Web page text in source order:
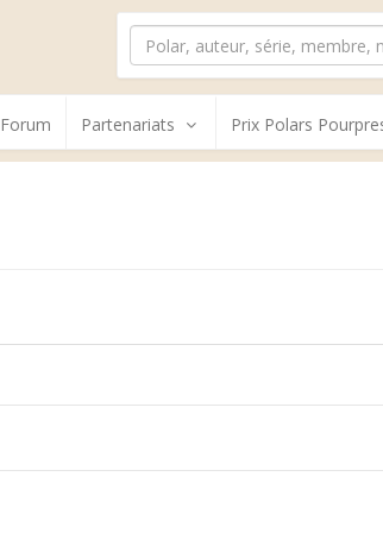
Forum Partenariats Prix Polars